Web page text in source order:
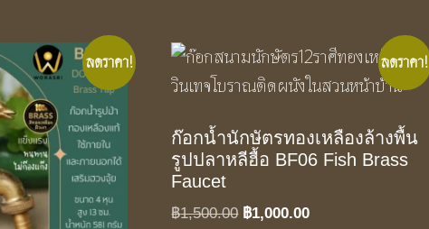
ลดราคา! ลดราคา!
ก๊อกน้ำนักษัตรทองเหลืองล้างพื้น
รูปปลาหลีฮื้อ BF06 Fish Brass
Faucet
฿1,500.00 Original
฿1,000.00Current